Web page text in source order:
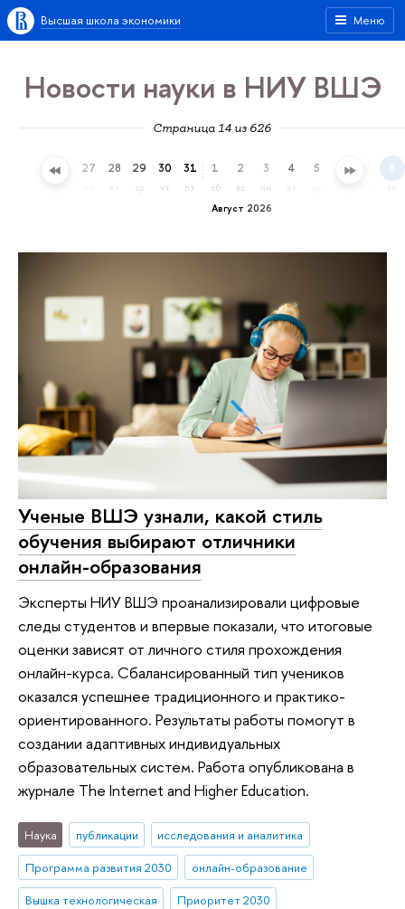
Меню
Высшая школа экономики
Новости науки в НИУ ВШЭ
Страница 14 из 626
26 27 28 29
ср
30
чт
31
пт
Август 2026
1
сб
2
вс
3
пн
4 5 6 8
сб
Ученые ВШЭ узнали, какой стиль
обучения выбирают отличники
онлайн-образования
Эксперты НИУ ВШЭ проанализировали цифровые
следы студентов и впервые показали, что итоговые
оценки зависят от личного стиля прохождения
онлайн-курса. Сбалансированный тип учеников
оказался успешнее традиционного и практико-
ориентированного. Результаты работы помогут в
создании адаптивных индивидуальных
образовательных систем. Работа опубликована в
журнале The Internet and Higher Education.
Наука публикации
исследования и аналитика
Программа развития 2030
онлайн-образование
Вышка технологическая
Приоритет 2030